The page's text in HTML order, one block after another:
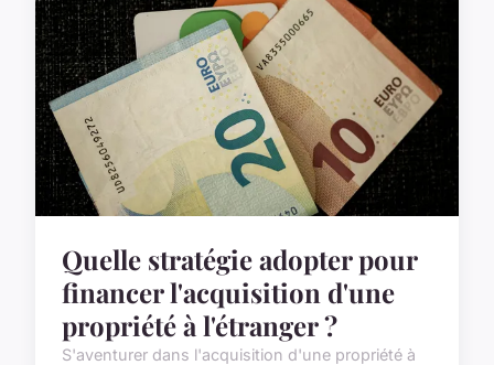
Quelle stratégie adopter pour
financer l'acquisition d'une
propriété à l'étranger ?
S'aventurer dans l'acquisition d'une propriété à